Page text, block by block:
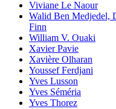
Viviane Le Naour
Walid Ben Medjedel,
Finn
William V. Ouaki
Xavier Pavie
Xavière Olharan
Youssef Ferdjani
Yves Lusson
Yves Séméria
Yves Thorez